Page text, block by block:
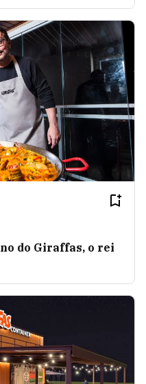
do Giraffas, o rei